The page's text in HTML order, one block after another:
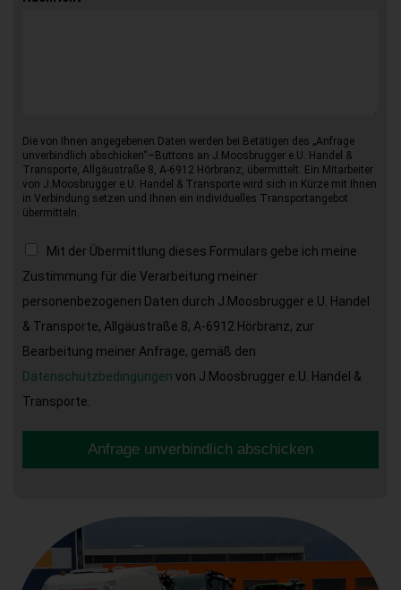
Die von Ihnen angegebenen Daten werden bei Betätigen des „Anfrage
unverbindlich abschicken“–Buttons an J.Moosbrugger e.U. Handel &
Transporte, Allgäustraße 8, A-6912 Hörbranz, übermittelt. Ein Mitarbeiter
von J.Moosbrugger e.U. Handel & Transporte wird sich in Kürze mit Ihnen
in Verbindung setzen und Ihnen ein individuelles Transportangebot
übermitteln.
Mit der Übermittlung dieses Formulars gebe ich meine
Zustimmung für die Verarbeitung meiner
personenbezogenen Daten durch J.Moosbrugger e.U. Handel
& Transporte, Allgäustraße 8, A-6912 Hörbranz, zur
Bearbeitung meiner Anfrage, gemäß den
Datenschutzbedingungen von J.Moosbrugger e.U. Handel &
Transporte.
Anfrage unverbindlich abschicken